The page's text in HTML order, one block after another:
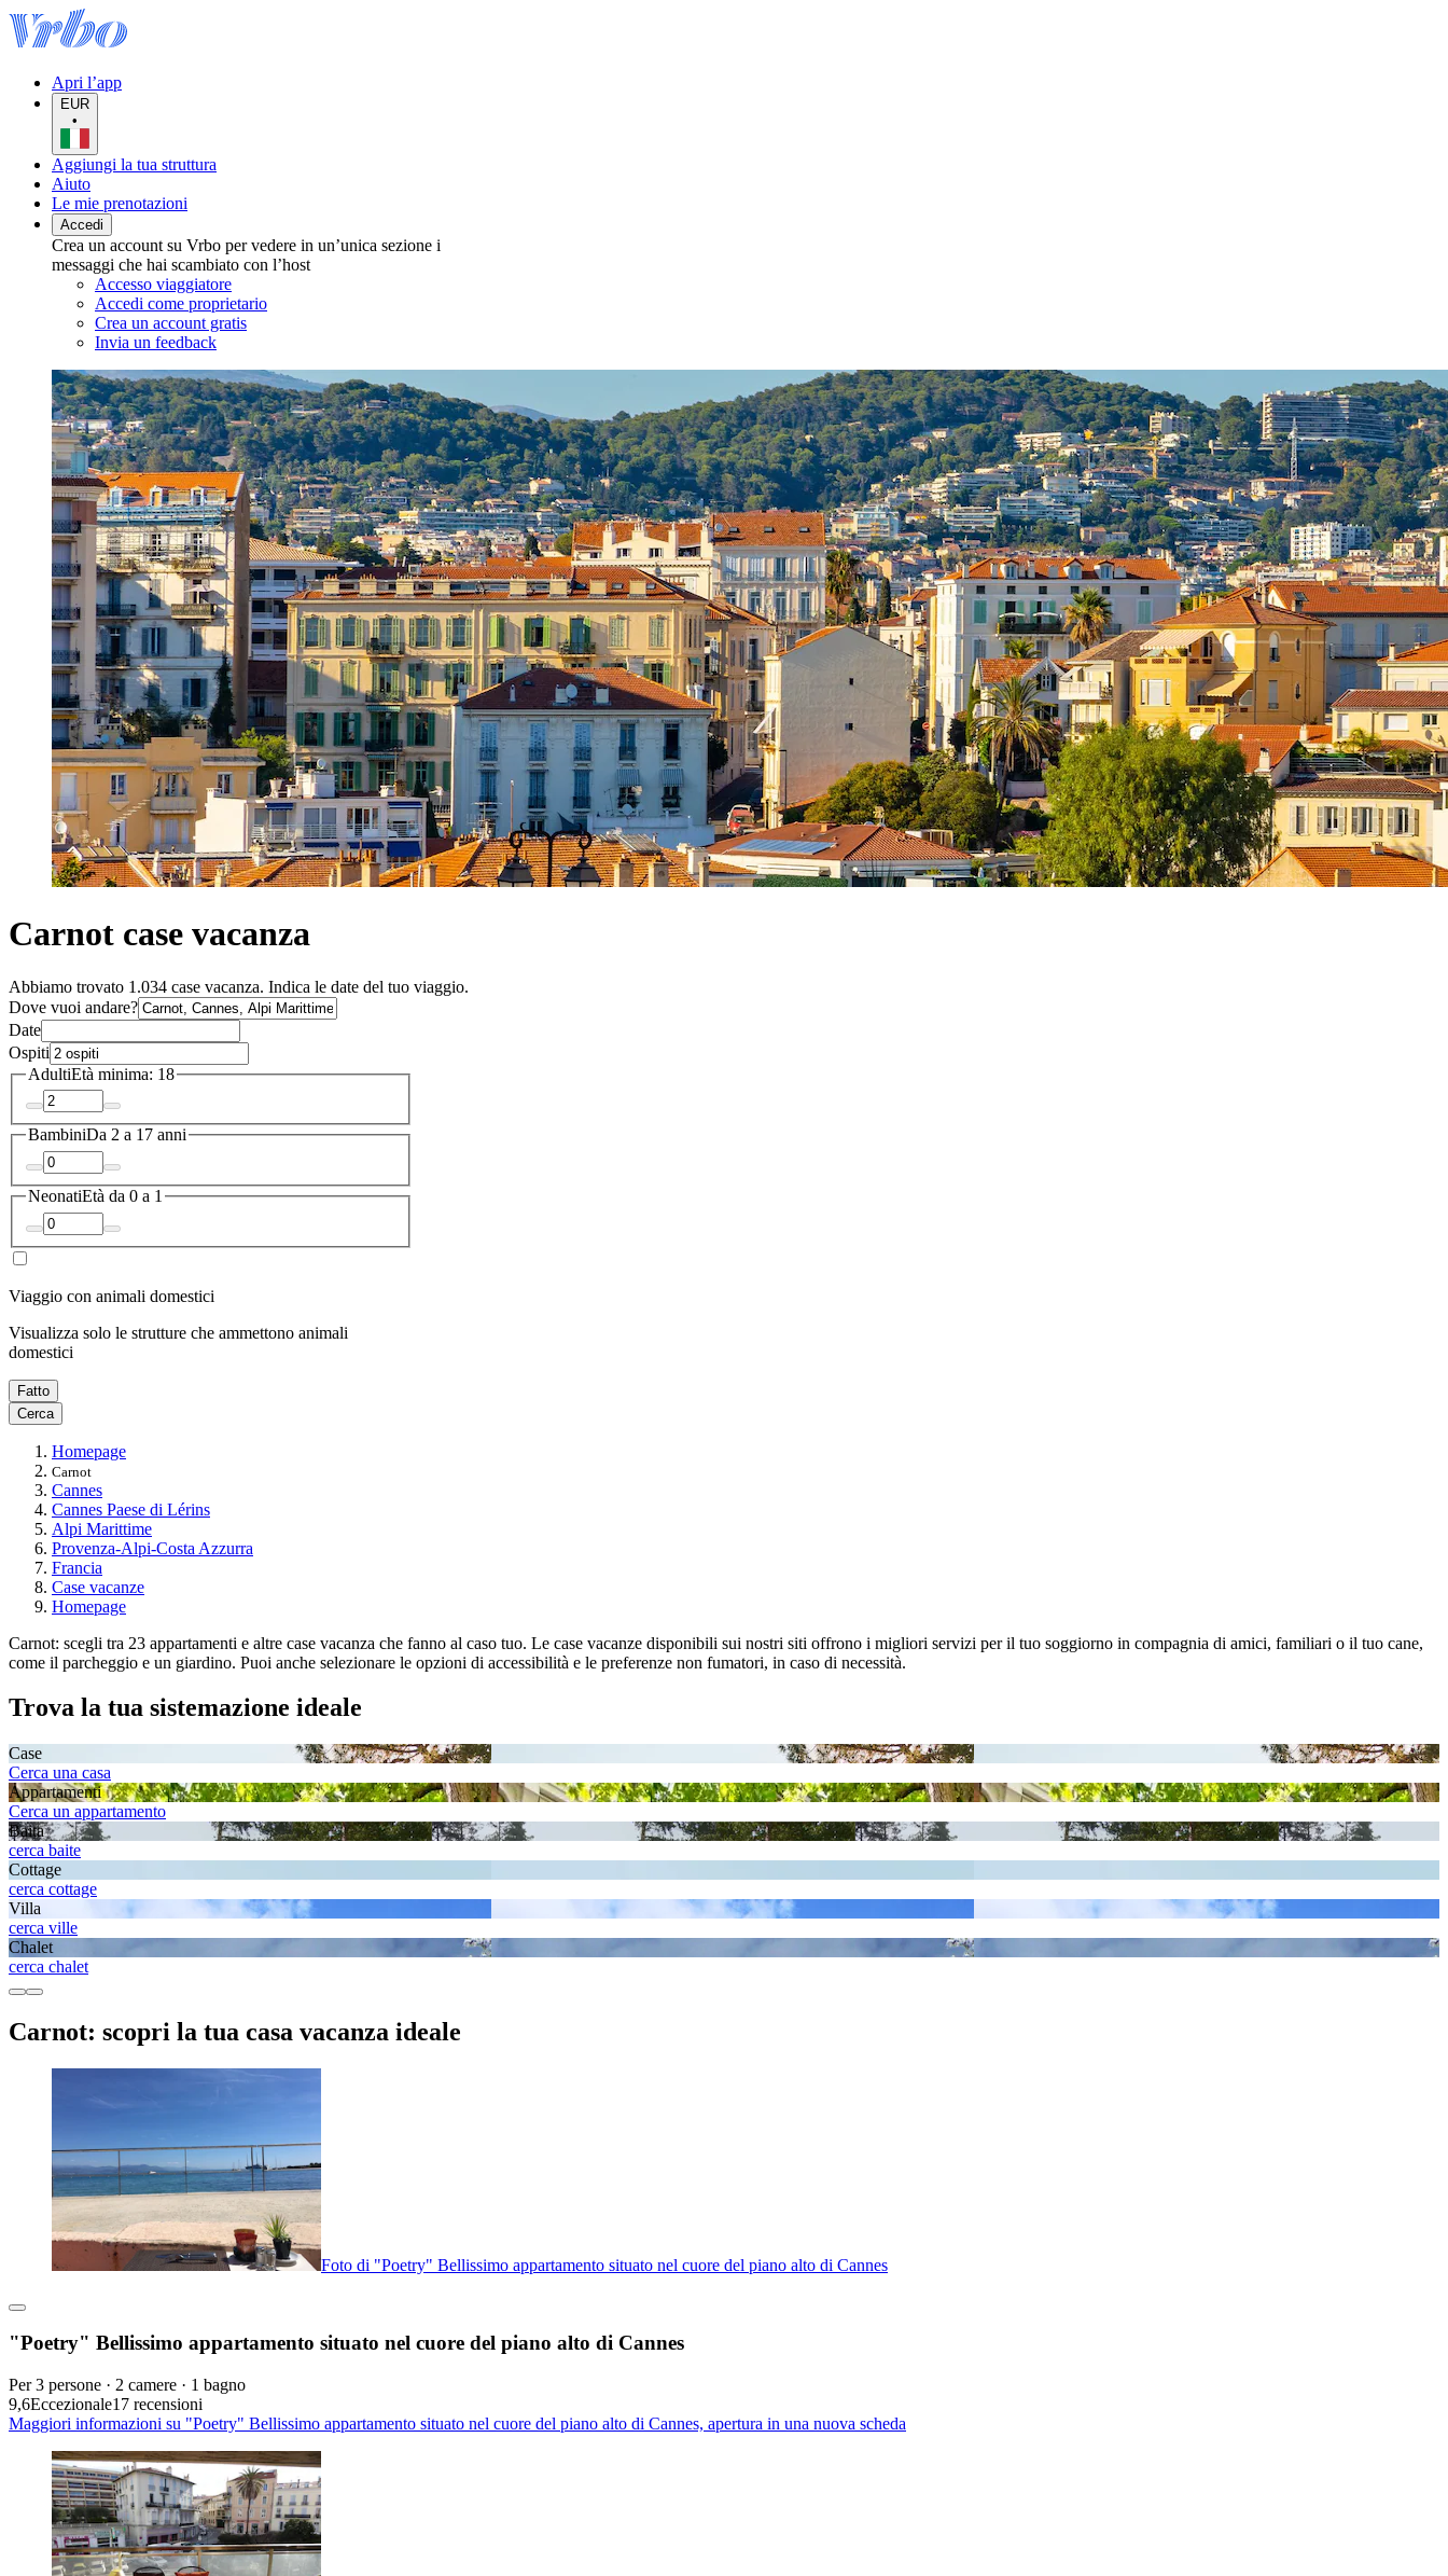
Apri l’app
EUR
•
Aggiungi la tua struttura
Aiuto
Le mie prenotazioni
Accedi
Crea un account su Vrbo per vedere in un’unica sezione i
messaggi che hai scambiato con l’host
Accesso viaggiatore
Accedi come proprietario
Crea un account gratis
Invia un feedback
Carnot case vacanza
Abbiamo trovato 1.034 case vacanza. Indica le date del tuo viaggio.
Dove vuoi andare?
Date
Ospiti
AdultiEtà minima: 18
BambiniDa 2 a 17 anni
NeonatiEtà da 0 a 1
Viaggio con animali domestici
Visualizza solo le strutture che ammettono animali
domestici
Fatto
Cerca
Homepage
Carnot
Cannes
Cannes Paese di Lérins
Alpi Marittime
Provenza-Alpi-Costa Azzurra
Francia
Case vacanze
Homepage
Carnot: scegli tra 23 appartamenti e altre case vacanza che fanno al caso tuo. Le case vacanze disponibili sui nostri siti offrono i migliori servizi per il tuo soggiorno in compagnia di amici, familiari o il tuo cane,
come il parcheggio e un giardino. Puoi anche selezionare le opzioni di accessibilità e le preferenze non fumatori, in caso di necessità.
Trova la tua sistemazione ideale
Case
Cerca una casa
Appartamenti
Cerca un appartamento
Baita
cerca baite
Cottage
cerca cottage
Villa
cerca ville
Chalet
cerca chalet
Carnot: scopri la tua casa vacanza ideale
Foto di "Poetry" Bellissimo appartamento situato nel cuore del piano alto di Cannes
"Poetry" Bellissimo appartamento situato nel cuore del piano alto di Cannes
Per 3 persone · 2 camere · 1 bagno
9,6Eccezionale17 recensioni
Maggiori informazioni su "Poetry" Bellissimo appartamento situato nel cuore del piano alto di Cannes, apertura in una nuova scheda